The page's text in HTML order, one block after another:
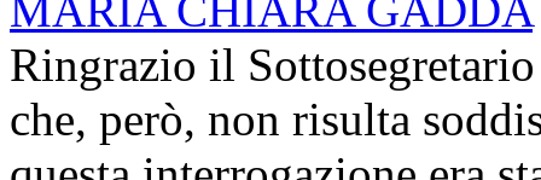
Ringrazio il
che, però, non risulta